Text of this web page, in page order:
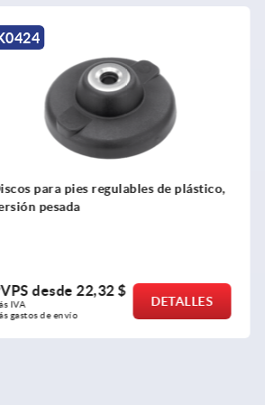
para pies regulables de plástico,
pesada
desde 22,32 $
IVA
gastos de envío
DETALLES